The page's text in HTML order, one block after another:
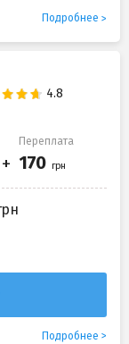
Подробнее
Переплата
Подробнее